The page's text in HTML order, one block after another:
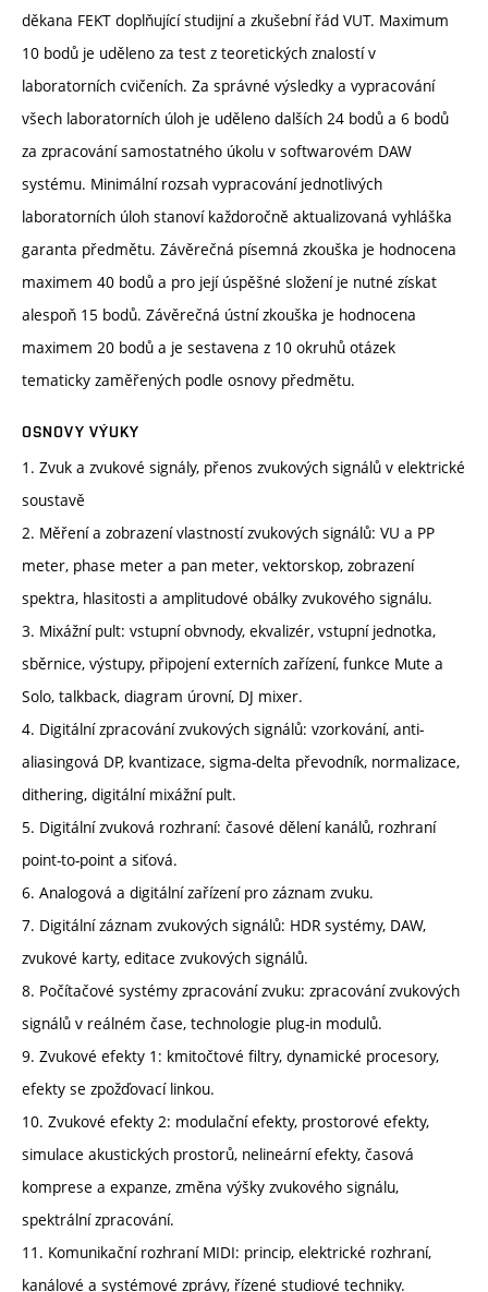
děkana FEKT doplňující studijní a zkušební řád VUT. Maximum
10 bodů je uděleno za test z teoretických znalostí v
laboratorních cvičeních. Za správné výsledky a vypracování
všech laboratorních úloh je uděleno dalších 24 bodů a 6 bodů
za zpracování samostatného úkolu v softwarovém DAW
systému. Minimální rozsah vypracování jednotlivých
laboratorních úloh stanoví každoročně aktualizovaná vyhláška
garanta předmětu. Závěrečná písemná zkouška je hodnocena
maximem 40 bodů a pro její úspěšné složení je nutné získat
alespoň 15 bodů. Závěrečná ústní zkouška je hodnocena
maximem 20 bodů a je sestavena z 10 okruhů otázek
tematicky zaměřených podle osnovy předmětu.
OSNOVY VÝUKY
1. Zvuk a zvukové signály, přenos zvukových signálů v elektrické
soustavě
2. Měření a zobrazení vlastností zvukových signálů: VU a PP
meter, phase meter a pan meter, vektorskop, zobrazení
spektra, hlasitosti a amplitudové obálky zvukového signálu.
3. Mixážní pult: vstupní obvnody, ekvalizér, vstupní jednotka,
sběrnice, výstupy, připojení externích zařízení, funkce Mute a
Solo, talkback, diagram úrovní, DJ mixer.
4. Digitální zpracování zvukových signálů: vzorkování, anti-
aliasingová DP, kvantizace, sigma-delta převodník, normalizace,
dithering, digitální mixážní pult.
5. Digitální zvuková rozhraní: časové dělení kanálů, rozhraní
point-to-point a siťová.
6. Analogová a digitální zařízení pro záznam zvuku.
7. Digitální záznam zvukových signálů: HDR systémy, DAW,
zvukové karty, editace zvukových signálů.
8. Počítačové systémy zpracování zvuku: zpracování zvukových
signálů v reálném čase, technologie plug-in modulů.
9. Zvukové efekty 1: kmitočtové filtry, dynamické procesory,
efekty se zpožďovací linkou.
10. Zvukové efekty 2: modulační efekty, prostorové efekty,
simulace akustických prostorů, nelineární efekty, časová
komprese a expanze, změna výšky zvukového signálu,
spektrální zpracování.
11. Komunikační rozhraní MIDI: princip, elektrické rozhraní,
kanálové a systémové zprávy, řízené studiové techniky.